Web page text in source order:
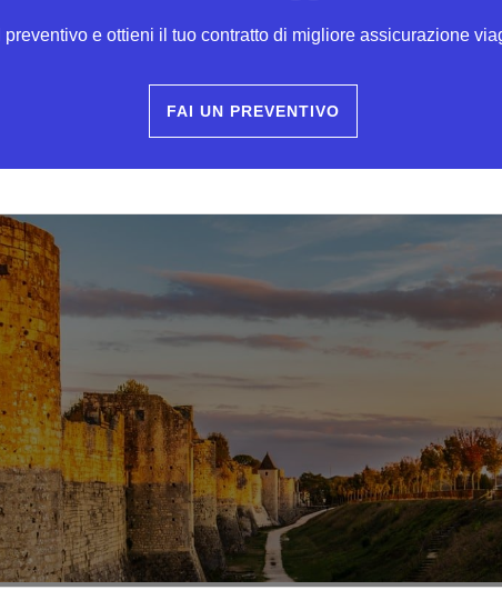
preventivo e ottieni il tuo contratto di migliore assicurazione
FAI UN PREVENTIVO